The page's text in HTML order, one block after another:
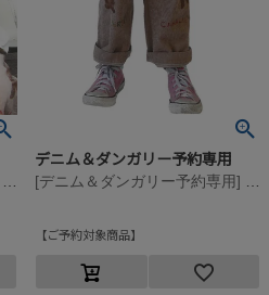
デニム＆ダンガリー予約専用
ご予約対象商品